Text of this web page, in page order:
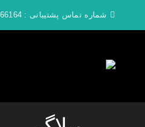
شماره تماس پشتیبانی :